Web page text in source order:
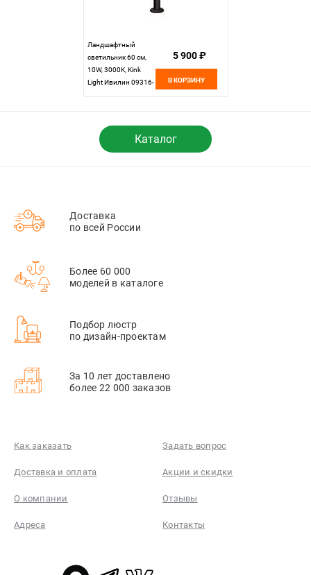
Ландшафтный
светильник 60 см,
10W, 3000K, Kink
Light Ивилин 09316-
5 900 ₽
В КОРЗИНУ
Каталог
Доставка
по всей России
Более 60 000
моделей в каталоге
Подбор люстр
по дизайн-проектам
За 10 лет доставлено
более 22 000 заказов
Как заказать Задать вопрос
Доставка и оплата Акции и скидки
О компании Отзывы
Адреса Контакты